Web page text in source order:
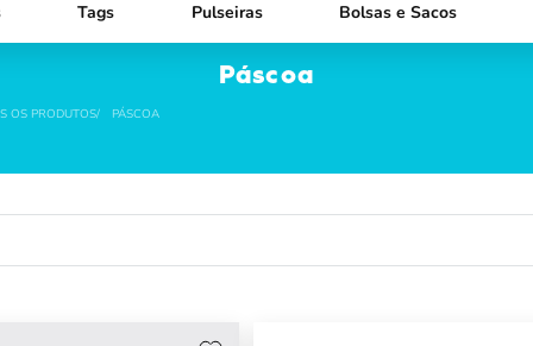
Tags Pulseiras Bolsas e Sacos
OS PRODUTOS PÁSCOA
Páscoa